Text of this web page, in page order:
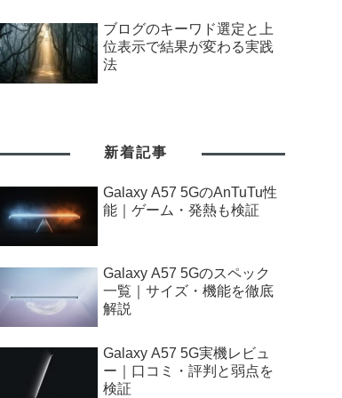
ブログのキーワド選定と上
位表示で結果が変わる実践
法
新着記事
Galaxy A57 5GのAnTuTu性
能｜ゲーム・発熱も検証
Galaxy A57 5Gのスペック
一覧｜サイズ・機能を徹底
解説
Galaxy A57 5G実機レビュ
ー｜口コミ・評判と弱点を
検証